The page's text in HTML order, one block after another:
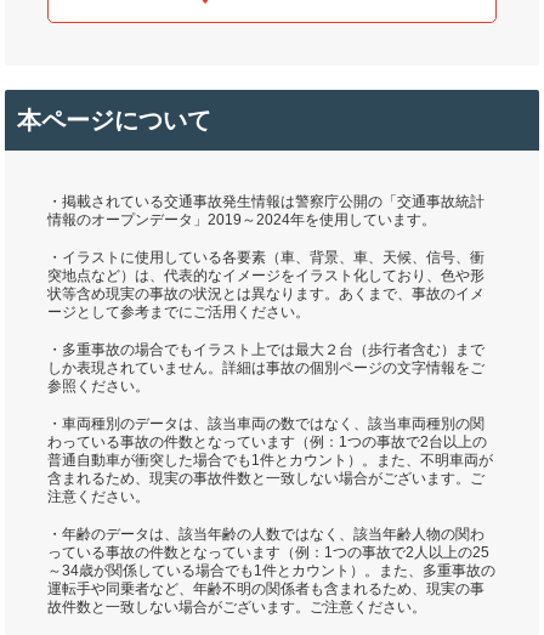
本ページについて
・掲載されている交通事故発生情報は警察庁公開の「交通事故統計
情報のオープンデータ」2019～2024年を使用しています。
・イラストに使用している各要素（車、背景、車、天候、信号、衝
突地点など）は、代表的なイメージをイラスト化しており、色や形
状等含め現実の事故の状況とは異なります。あくまで、事故のイメ
ージとして参考までにご活用ください。
・多重事故の場合でもイラスト上では最大２台（歩行者含む）まで
しか表現されていません。詳細は事故の個別ページの文字情報をご
参照ください。
・車両種別のデータは、該当車両の数ではなく、該当車両種別の関
わっている事故の件数となっています（例：1つの事故で2台以上の
普通自動車が衝突した場合でも1件とカウント）。また、不明車両が
含まれるため、現実の事故件数と一致しない場合がございます。ご
注意ください。
・年齢のデータは、該当年齢の人数ではなく、該当年齢人物の関わ
っている事故の件数となっています（例：1つの事故で2人以上の25
～34歳が関係している場合でも1件とカウント）。また、多重事故の
運転手や同乗者など、年齢不明の関係者も含まれるため、現実の事
故件数と一致しない場合がございます。ご注意ください。